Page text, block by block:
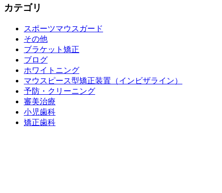
カテゴリ
スポーツマウスガード
その他
ブラケット矯正
ブログ
ホワイトニング
マウスピース型矯正装置（インビザライン）
予防・クリーニング
審美治療
小児歯科
矯正歯科